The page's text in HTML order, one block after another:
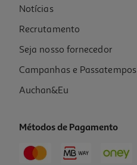
Notícias
Recrutamento
Seja nosso fornecedor
Campanhas e Passatempos
Auchan&Eu
Métodos de Pagamento